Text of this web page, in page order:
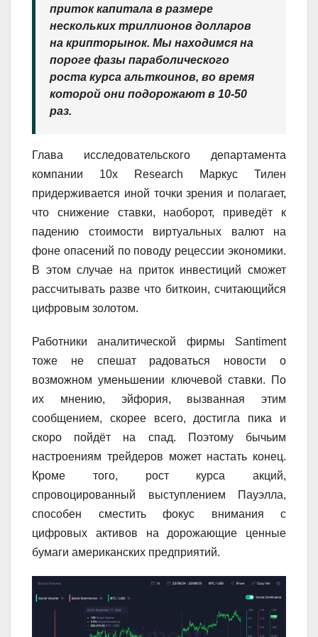
приток капитала в размере
нескольких триллионов долларов
на крипторынок. Мы находимся на
пороге фазы параболического
роста курса альткоинов, во время
которой они подорожают в 10-50
раз.
Глава исследовательского департамента
компании 10x Research Маркус Тилен
придерживается иной точки зрения и полагает,
что снижение ставки, наоборот, приведёт к
падению стоимости виртуальных валют на
фоне опасений по поводу рецессии экономики.
В этом случае на приток инвестиций сможет
рассчитывать разве что биткоин, считающийся
цифровым золотом.
Работники аналитической фирмы Santiment
тоже не спешат радоваться новости о
возможном уменьшении ключевой ставки. По
их мнению, эйфория, вызванная этим
сообщением, скорее всего, достигла пика и
скоро пойдёт на спад. Поэтому бычьим
настроениям трейдеров может настать конец.
Кроме того, рост курса акций,
спровоцированный выступлением Пауэлла,
способен сместить фокус внимания с
цифровых активов на дорожающие ценные
бумаги американских предприятий.